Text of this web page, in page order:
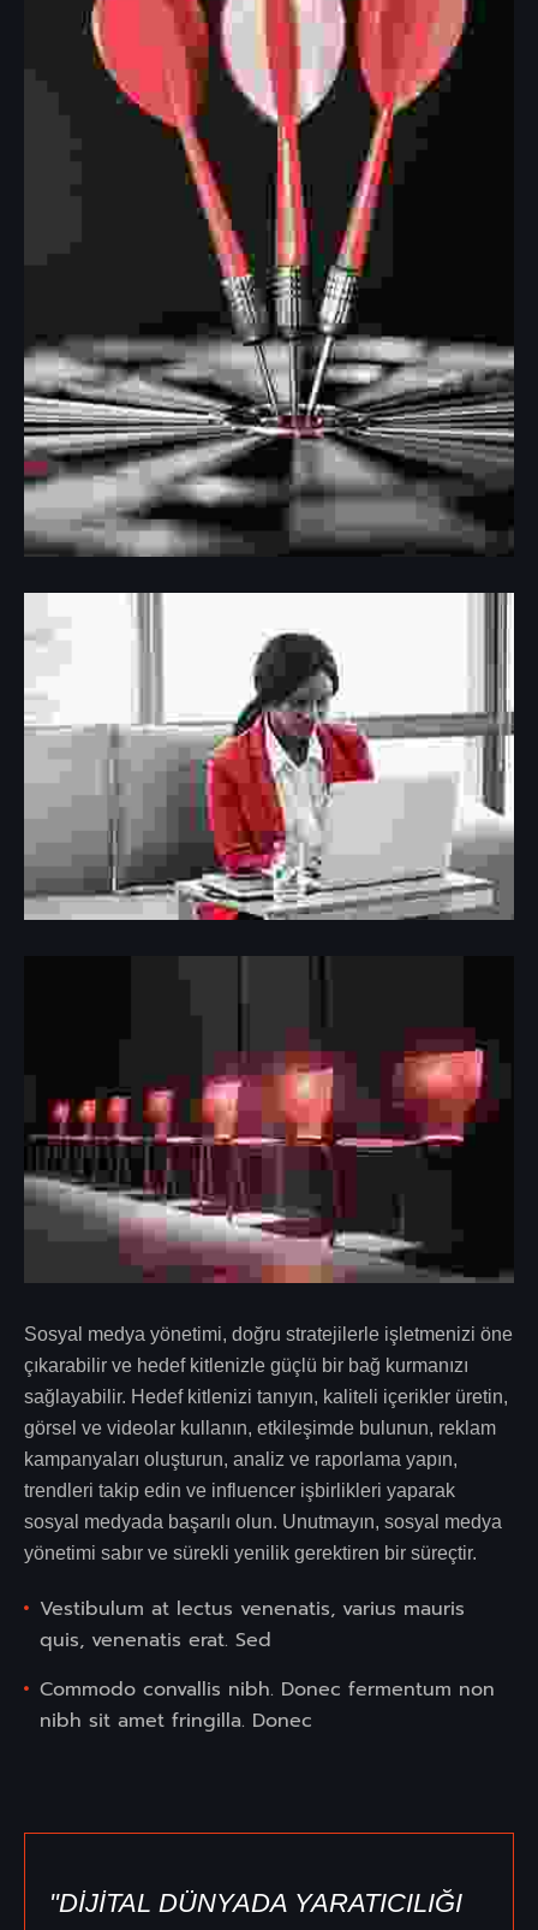
Sosyal medya yönetimi, doğru stratejilerle işletmenizi öne
çıkarabilir ve hedef kitlenizle güçlü bir bağ kurmanızı
sağlayabilir. Hedef kitlenizi tanıyın, kaliteli içerikler üretin,
görsel ve videolar kullanın, etkileşimde bulunun, reklam
kampanyaları oluşturun, analiz ve raporlama yapın,
trendleri takip edin ve influencer işbirlikleri yaparak
sosyal medyada başarılı olun. Unutmayın, sosyal medya
yönetimi sabır ve sürekli yenilik gerektiren bir süreçtir.
Vestibulum at lectus venenatis, varius mauris
quis, venenatis erat. Sed
Commodo convallis nibh. Donec fermentum non
nibh sit amet fringilla. Donec
"DİJİTAL DÜNYADA YARATICILIĞI